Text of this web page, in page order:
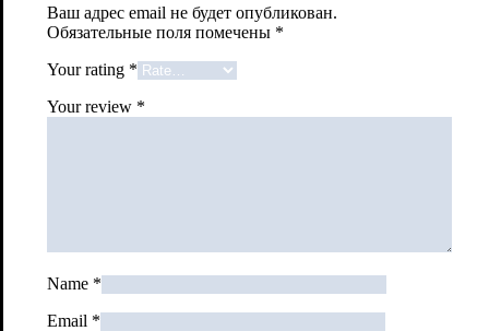
Ваш адрес email не будет опубликован.
Обязательные поля помечены *
Your rating *
Your review *
Name *
Email *